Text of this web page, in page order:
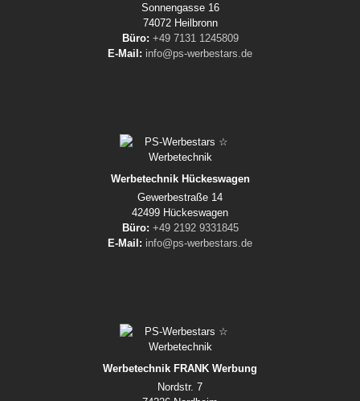
Sonnengasse 16
74072 Heilbronn
Büro: +49 7131 1245809
E-Mail: info@ps-werbestars.de
Werbetechnik Hückeswagen
Gewerbestraße 14
42499 Hückeswagen
Büro: +49 2192 9331845
E-Mail: info@ps-werbestars.de
Werbetechnik FRANK Werbung
Nordstr. 7